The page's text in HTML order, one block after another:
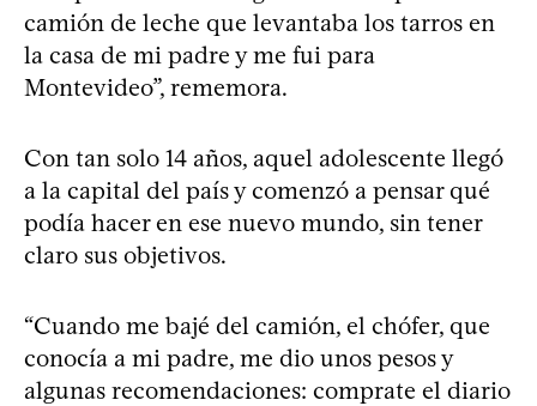
camión de leche que levantaba los tarros en
la casa de mi padre y me fui para
Montevideo”, rememora.
Con tan solo 14 años, aquel adolescente llegó
a la capital del país y comenzó a pensar qué
podía hacer en ese nuevo mundo, sin tener
claro sus objetivos.
“Cuando me bajé del camión, el chófer, que
conocía a mi padre, me dio unos pesos y
algunas recomendaciones: comprate el diario